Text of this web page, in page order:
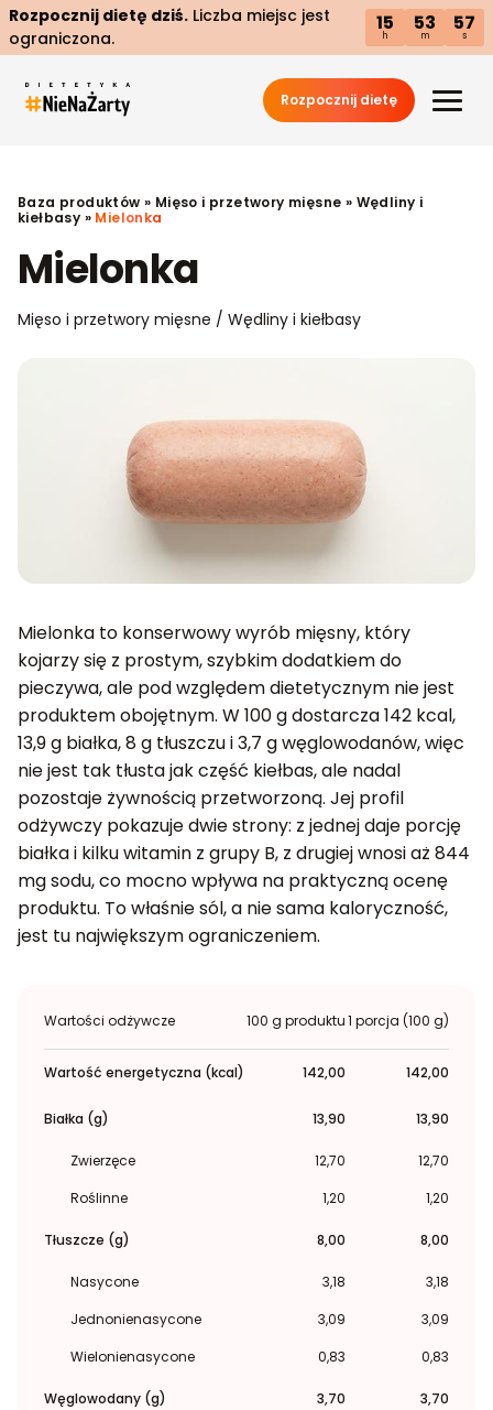
Rozpocznij dietę dziś. Liczba miejsc jest
ograniczona.
15
h
53
m
56
s
Rozpocznij dietę
Baza produktów » Mięso i przetwory mięsne » Wędliny i
kiełbasy » Mielonka
Mielonka
Mięso i przetwory mięsne / Wędliny i kiełbasy
Mielonka to konserwowy wyrób mięsny, który
kojarzy się z prostym, szybkim dodatkiem do
pieczywa, ale pod względem dietetycznym nie jest
produktem obojętnym. W 100 g dostarcza 142 kcal,
13,9 g białka, 8 g tłuszczu i 3,7 g węglowodanów, więc
nie jest tak tłusta jak część kiełbas, ale nadal
pozostaje żywnością przetworzoną. Jej profil
odżywczy pokazuje dwie strony: z jednej daje porcję
białka i kilku witamin z grupy B, z drugiej wnosi aż 844
mg sodu, co mocno wpływa na praktyczną ocenę
produktu. To właśnie sól, a nie sama kaloryczność,
jest tu największym ograniczeniem.
Wartości odżywcze 100 g produktu1 porcja (100 g)
Wartość energetyczna (kcal) 142,00 142,00
Białka (g) 13,90 13,90
Zwierzęce 12,70
12,70
Roślinne
1,20 1,20
Tłuszcze (g) 8,00 8,00
Nasycone 3,18
3,18
Jednonienasycone
3,09
3,09
Wielonienasycone
0,83 0,83
Węglowodany (g) 3,70 3,70